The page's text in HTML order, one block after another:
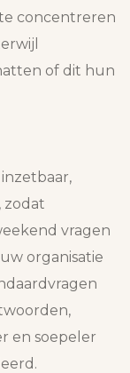
concentreren
of dit hun
zodat
vragen
organisatie
en soepeler